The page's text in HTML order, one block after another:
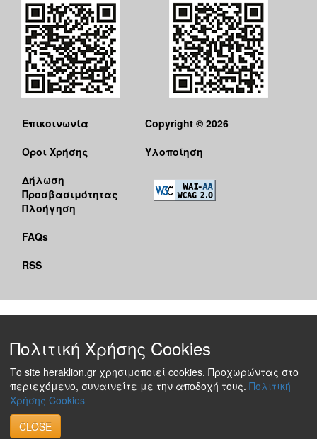
Επικοινωνία
Όροι Χρήσης
Δήλωση
Προσβασιμότητας
Πλοήγηση
FAQs
RSS
Copyright © 2026
Υλοποίηση
Πολιτική Χρήσης Cookies
Το site heraklion.gr χρησιμοποιεί cookies. Προχωρώντας στο
περιεχόμενο, συναινείτε με την αποδοχή τους. Πολιτική
Χρήσης Cookies
CLOSE